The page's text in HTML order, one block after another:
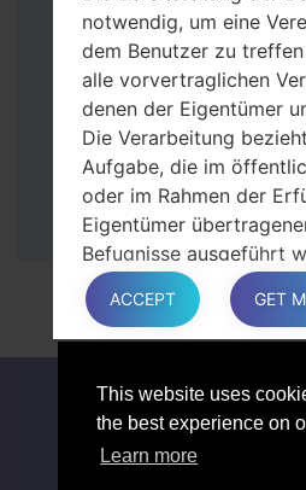
This website uses
the best experience on
Learn more
an, das Programm
und „COM port
Bildschirm angezeigt.
Geben Sie nur die
„Auto-Rebot“ an.
Zum Schluss klicken
Ihr Gerät wird neu
getrennt.
notwendig, um eine
dem Benutzer zu
alle vorvertraglichen
denen der Eigentümer
Die Verarbeitung
Aufgabe, die im
oder im Rahmen der
Eigentümer
Befugnisse ausgeführt
Die Verarbeitung ist für
Interessen des
Dritten erforderlich.
bei der Erläuterung des
Verarbeitung geltenden
Rahmens und
ACCEPT GET